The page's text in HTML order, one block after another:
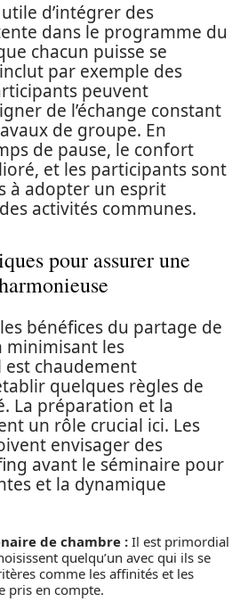
d’intégrer des
dans le programme du
chacun puisse se
par exemple des
peuvent
de l’échange constant
de groupe. En
de pause, le confort
et les participants sont
à adopter un esprit
activités communes.
pour assurer une
bénéfices du partage de
minimisant les
est chaudement
quelques règles de
La préparation et la
un rôle crucial ici. Les
envisager des
avant le séminaire pour
et la dynamique
de chambre : Il est primordial
quelqu’un avec qui ils se
comme les affinités et les
pris en compte.